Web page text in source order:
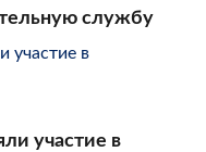
службу
участие в